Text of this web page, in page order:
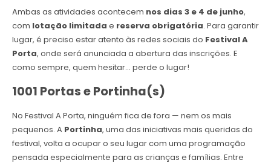
Ambas as atividades acontecem nos dias 3 e 4 de junho,
com lotação limitada e reserva obrigatória. Para garantir
lugar, é preciso estar atento às redes sociais do Festival A
Porta, onde será anunciada a abertura das inscrições. E
como sempre, quem hesitar… perde o lugar!
1001 Portas e Portinha(s)
No Festival A Porta, ninguém fica de fora — nem os mais
pequenos. A Portinha, uma das iniciativas mais queridas do
festival, volta a ocupar o seu lugar com uma programação
pensada especialmente para as crianças e famílias. Entre